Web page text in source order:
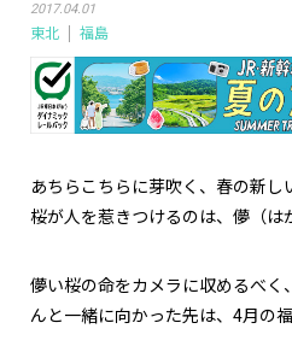
2017.04.01
東北 福島
あちらこちらに芽吹く、春の新し
桜が人を惹きつけるのは、儚（は
儚い桜の命をカメラに収めるべく
んと一緒に向かった先は、 4月の福